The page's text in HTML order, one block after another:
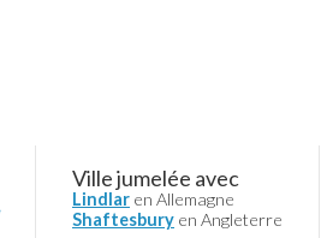
Ville jumelée avec
Lindlar en Allemagne
Shaftesbury en Angleterre